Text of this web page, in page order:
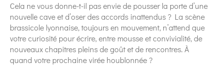
Cela ne vous donne-t-il pas envie de pousser la porte d’une
nouvelle cave et d’oser des accords inattendus ? La scène
brassicole lyonnaise, toujours en mouvement, n’attend que
votre curiosité pour écrire, entre mousse et convivialité, de
nouveaux chapitres pleins de goût et de rencontres. À
quand votre prochaine virée houblonnée ?